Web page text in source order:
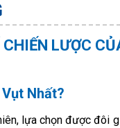
LƯỢC
Nhất?
lựa chọn được đôi